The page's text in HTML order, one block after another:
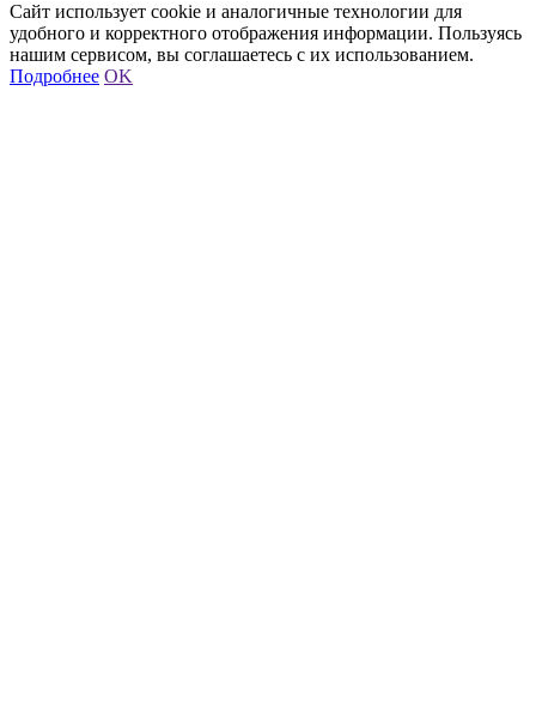
Сайт использует cookie и аналогичные технологии для
удобного и корректного отображения информации. Пользуясь
нашим сервисом, вы соглашаетесь с их использованием.
Подробнее OK